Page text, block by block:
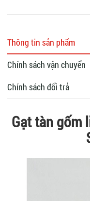
Thông tin sản phẩm
Chính sách vận chuyển
Chính sách đổi trả
Gạt tàn gốm